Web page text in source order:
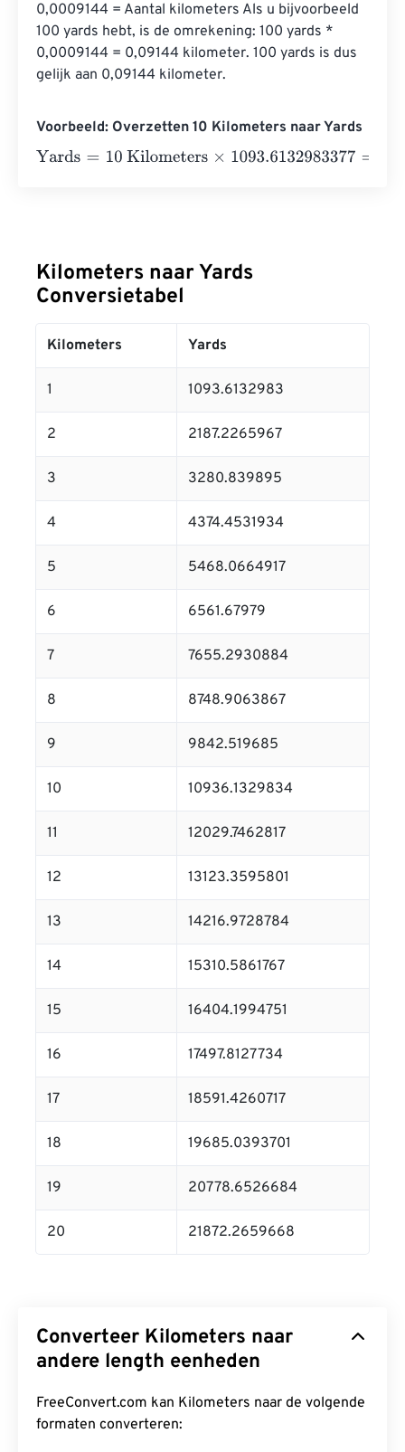
0,0009144 = Aantal kilometers Als u bijvoorbeeld
100 yards hebt, is de omrekening: 100 yards *
0,0009144 = 0,09144 kilometer. 100 yards is dus
gelijk aan 0,09144 kilometer.
Voorbeeld: Overzetten 10 Kilometers naar Yards
Yards= 10 Kilometers×1093.6132983377=
Kilometers naar Yards
Conversietabel
Kilometers Yards
1 1093.6132983
2 2187.2265967
3 3280.839895
4 4374.4531934
5 5468.0664917
6 6561.67979
7 7655.2930884
8 8748.9063867
9 9842.519685
10 10936.1329834
11 12029.7462817
12 13123.3595801
13 14216.9728784
14 15310.5861767
15 16404.1994751
16 17497.8127734
17 18591.4260717
18 19685.0393701
19 20778.6526684
20 21872.2659668
Converteer Kilometers naar
andere length eenheden
FreeConvert.com kan Kilometers naar de volgende
formaten converteren: